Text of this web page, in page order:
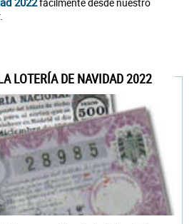
LOTERÍA DE NAVIDAD 2022